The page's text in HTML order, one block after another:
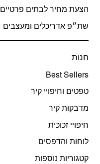
הצעת מחיר לבתים פרטיים
שת״פ אדריכלים ומעצבים
חנות
Best Sellers
טפטים וחיפויי קיר
מדבקות קיר
חיפויי זכוכית
לוחות והדפסים
קטגוריות נוספות